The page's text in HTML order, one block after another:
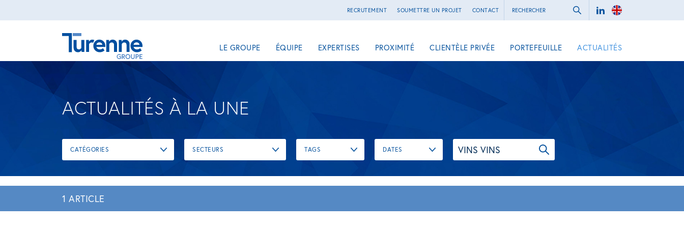
RECRUTEMENT SOUMETTRE UN PROJET CONTACT
LE GROUPE ÉQUIPE EXPERTISES PROXIMITÉ CLIENTÈLE PRIVÉE PORTEFEUILLE ACTUALITÉS
ACTUALITÉS À LA UNE
CATÉGORIES SECTEURS TAGS DATES
1 ARTICLE